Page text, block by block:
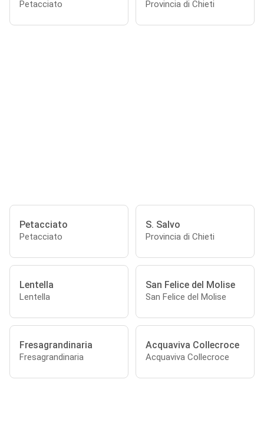
Petacciato Provincia di Chieti
Petacciato
Petacciato
S. Salvo
Provincia di Chieti
Lentella
Lentella
San Felice del Molise
San Felice del Molise
Fresagrandinaria
Fresagrandinaria
Acquaviva Collecroce
Acquaviva Collecroce